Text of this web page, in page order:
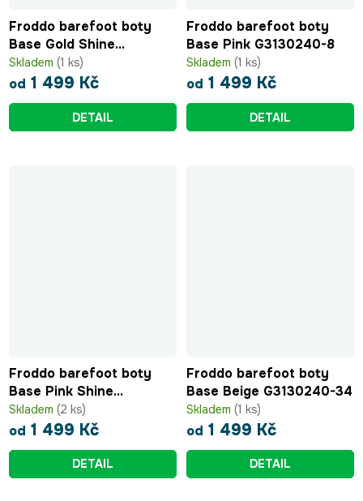
Froddo barefoot boty
Base Gold Shine
G3130240-11
Skladem (1 ks)
od 1 499 Kč
DETAIL
Froddo barefoot boty
Base Pink G3130240-8
Skladem (1 ks)
od 1 499 Kč
DETAIL
Froddo barefoot boty
Base Pink Shine
G3130240-10
Skladem (2 ks)
od 1 499 Kč
DETAIL
Froddo barefoot boty
Base Beige G3130240-34
Skladem (1 ks)
od 1 499 Kč
DETAIL